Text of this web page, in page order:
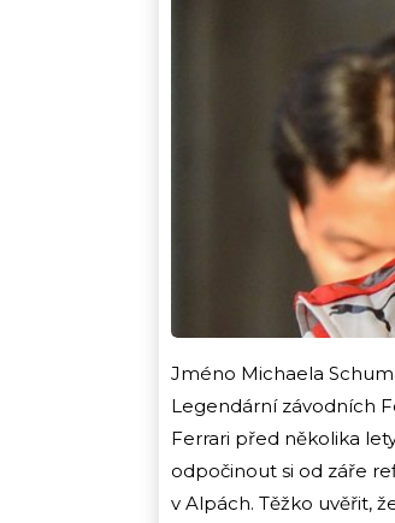
Jméno Michaela
Legendární závodních
Ferrari před několika
odpočinout si od záře
v Alpách. Těžko uvěřit,